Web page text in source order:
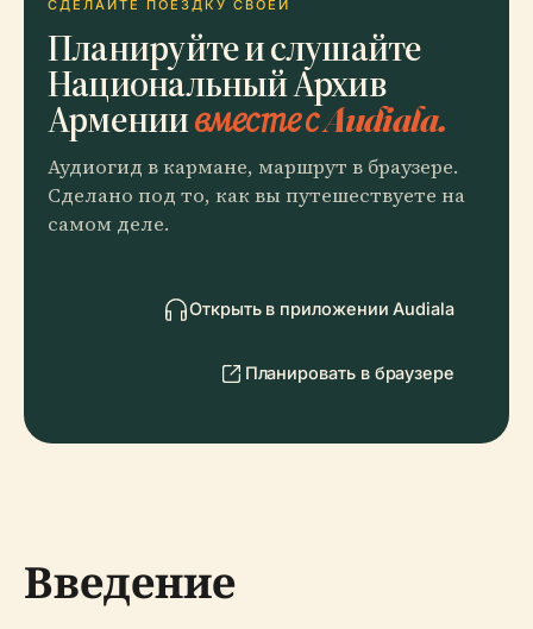
СДЕЛАЙТЕ ПОЕЗДКУ СВОЕЙ
Планируйте и слушайте
Национальный Архив
Армениивместе с Audiala.
Аудиогид в кармане, маршрут в браузере.
Сделано под то, как вы путешествуете на
самом деле.
Открыть в приложении Audiala
Планировать в браузере
Введение